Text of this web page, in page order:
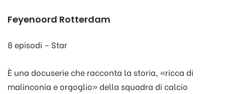
Feyenoord Rotterdam
8 episodi – Star
È una docuserie che racconta la storia, «ricca di
malinconia e orgoglio» della squadra di calcio